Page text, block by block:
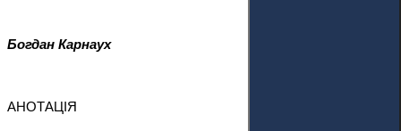
Богдан Карнаух
АНОТАЦІЯ